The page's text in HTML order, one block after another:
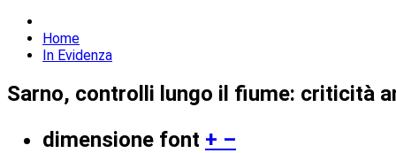
Home
In Evidenza
Sarno, controlli lungo il fiume: criticità
dimensione font + –